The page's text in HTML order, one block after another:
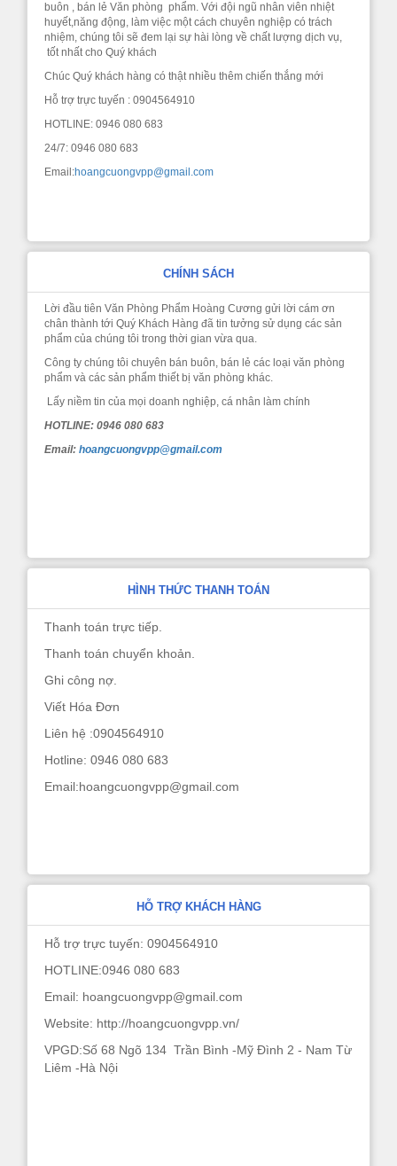
buôn , bán lẻ Văn phòng phẩm. Với đội ngũ nhân viên nhiệt
huyết,năng động, làm việc một cách chuyên nghiệp có trách
nhiệm, chúng tôi sẽ đem lại sự hài lòng về chất lượng dịch vụ,
tốt nhất cho Quý khách
Chúc Quý khách hàng có thật nhiều thêm chiến thắng mới
Hỗ trợ trực tuyến : 0904564910
HOTLINE: 0946 080 683
24/7: 0946 080 683
Email:hoangcuongvpp@gmail.com
CHÍNH SÁCH
Lời đầu tiên Văn Phòng Phẩm Hoàng Cương gửi lời cám ơn
chân thành tới Quý Khách Hàng đã tin tưởng sử dụng các sản
phẩm của chúng tôi trong thời gian vừa qua.
Công ty chúng tôi chuyên bán buôn, bán lẻ các loại văn phòng
phẩm và các sản phẩm thiết bị văn phòng khác.
Lấy niềm tin của mọi doanh nghiệp, cá nhân làm chính
HOTLINE: 0946 080 683
Email:hoangcuongvpp@gmail.com
HÌNH THỨC THANH TOÁN
Thanh toán trực tiếp.
Thanh toán chuyển khoản.
Ghi công nợ.
Viết Hóa Đơn
Liên hệ :0904564910
Hotline: 0946 080 683
Email:hoangcuongvpp@gmail.com
HỖ TRỢ KHÁCH HÀNG
Hỗ trợ trực tuyến: 0904564910
HOTLINE:0946 080 683
Email: hoangcuongvpp@gmail.com
Website: http://hoangcuongvpp.vn/
VPGD:Số 68 Ngõ 134 Trần Bình -Mỹ Đình 2 - Nam Từ
Liêm -Hà Nội